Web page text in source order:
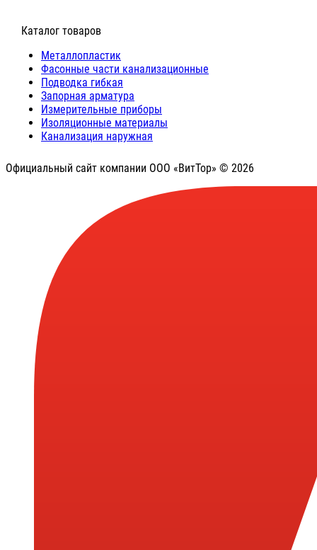
⠀Каталог товаров
Металлопластик
Фасонные части канализационные
Подводка гибкая
Запорная арматура
Измерительные приборы
Изоляционные материалы
Канализация наружная
Официальный сайт компании ООО «ВитТор» © 2026